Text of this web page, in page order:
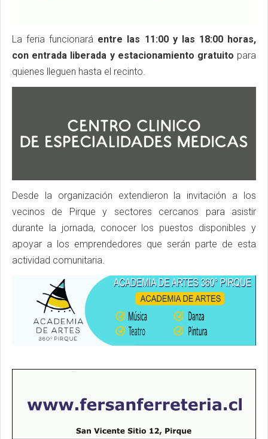
La feria funcionará entre las 11:00 y las 18:00 horas,
con entrada liberada y estacionamiento gratuito para
quienes lleguen hasta el recinto.
Desde la organización extendieron la invitación a los
vecinos de Pirque y sectores cercanos para asistir
durante la jornada, conocer los puestos disponibles y
apoyar a los emprendedores que serán parte de esta
actividad comunitaria.